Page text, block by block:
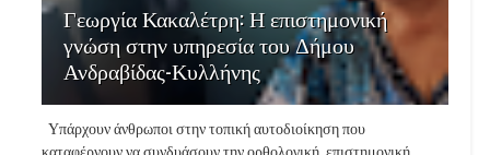
Γεωργία Κακαλέτρη: Η επιστημονική
γνώση στην υπηρεσία του Δήμου
Ανδραβίδας-Κυλλήνης
Υπάρχουν άνθρωποι στην τοπική αυτοδιοίκηση που
καταφέρνουν να συνδυάσουν την ορθολογική, επιστημονική